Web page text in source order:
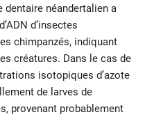
néandertalien a
d’insectes
chimpanzés, indiquant
créatures. Dans le cas de
isotopiques d’azote
de larves de
provenant probablement